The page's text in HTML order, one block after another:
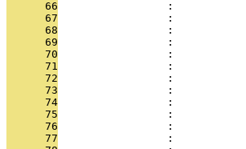
      66
:
      67
:
      68
:
      69
:
      70
:
      71
:
      72
:
      73
:
      74
:
      75
:
      76
:
      77
: